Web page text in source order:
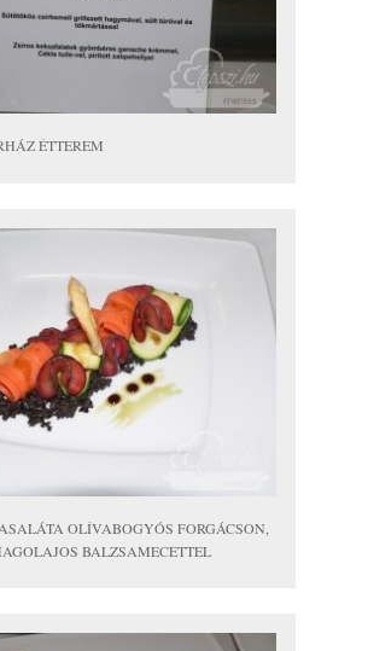
ÉTTEREM
OLÍVABOGYÓS FORGÁCSON,
BALZSAMECETTEL